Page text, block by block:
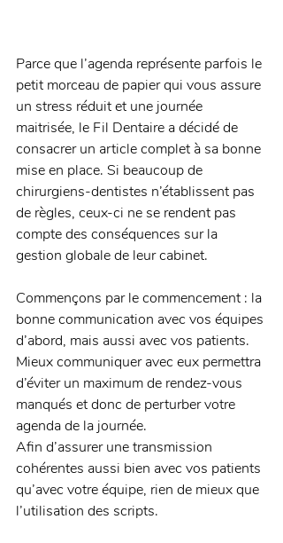
Parce que l’agenda représente parfois le
petit morceau de papier qui vous assure
un stress réduit et une journée
maitrisée, le Fil Dentaire a décidé de
consacrer un article complet à sa bonne
mise en place. Si beaucoup de
chirurgiens-dentistes n’établissent pas
de règles, ceux-ci ne se rendent pas
compte des conséquences sur la
gestion globale de leur cabinet.
Commençons par le commencement : la
bonne communication avec vos équipes
d’abord, mais aussi avec vos patients.
Mieux communiquer avec eux permettra
d’éviter un maximum de rendez-vous
manqués et donc de perturber votre
agenda de la journée.
Afin d’assurer une transmission
cohérentes aussi bien avec vos patients
qu’avec votre équipe, rien de mieux que
l’utilisation des scripts.